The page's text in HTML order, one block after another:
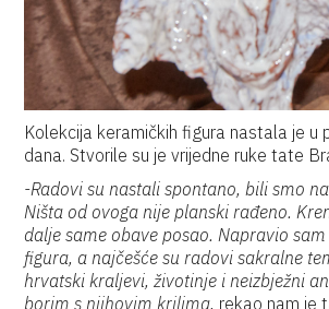
Kolekcija keramičkih figura nastala je u
dana. Stvorile su je vrijedne ruke tate
-Radovi su nastali spontano, bili smo
Ništa od ovoga nije planski rađeno.
dalje same obave posao. Napravio
figura, a najčešće su radovi sakralne
hrvatski kraljevi, životinje i neizbježni
borim s njihovim krilima, rekao nam je